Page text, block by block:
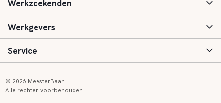
Basisonderwijs
Speciaal (basis) onderwijs
Voortgezet onderwijs
Werkzoekenden
Aanmelden
Vacatures
Werkgevers
Inloggen
Service
© 2026 MeesterBaan
Alle rechten voorbehouden